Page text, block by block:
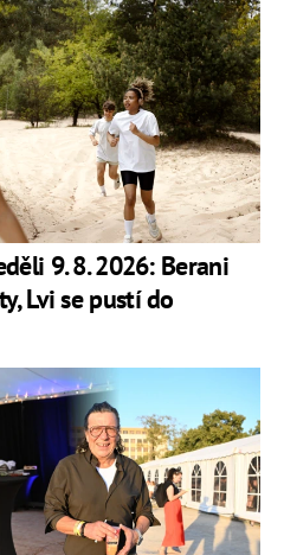
9. 8. 2026: Berani
Lvi se pustí do